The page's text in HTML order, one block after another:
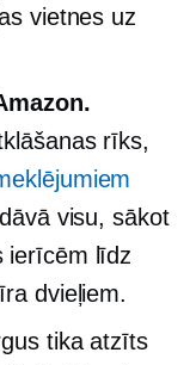
vietnes uz
rīks,
visu, sākot
ierīcēm līdz
dvieļiem.
tika atzīts